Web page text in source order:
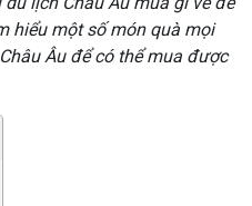
hiểu một số món quà mọi
Âu để có thể mua được